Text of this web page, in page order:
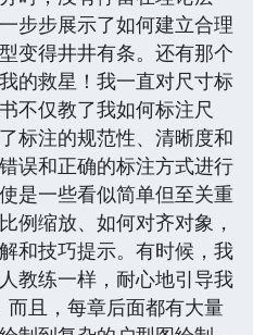
步步展示了如何建立合理
变得井井有条。还有那个
的救星！我一直对尺寸标
不仅教了我如何标注尺
标注的规范性、清晰度和
误和正确的标注方式进行
是一些看似简单但至关重
例缩放、如何对齐对象，
和技巧提示。有时候，我
教练一样，耐心地引导我
而且，每章后面都有大量